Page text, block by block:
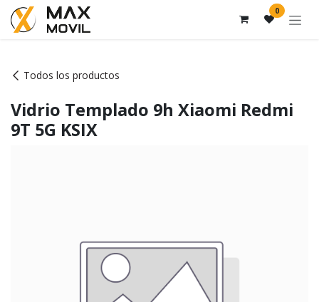
Ir al contenido 0
Todos los productos
Vidrio Templado 9h Xiaomi Redmi
9T 5G KSIX